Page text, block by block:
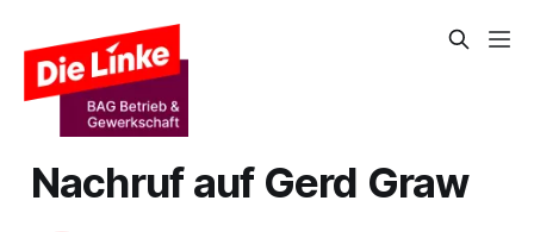
Nachruf auf Gerd Graw